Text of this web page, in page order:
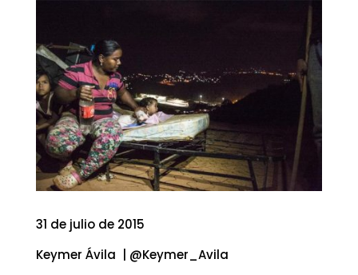
31 de julio de 2015
Keymer Ávila | @Keymer_Avila